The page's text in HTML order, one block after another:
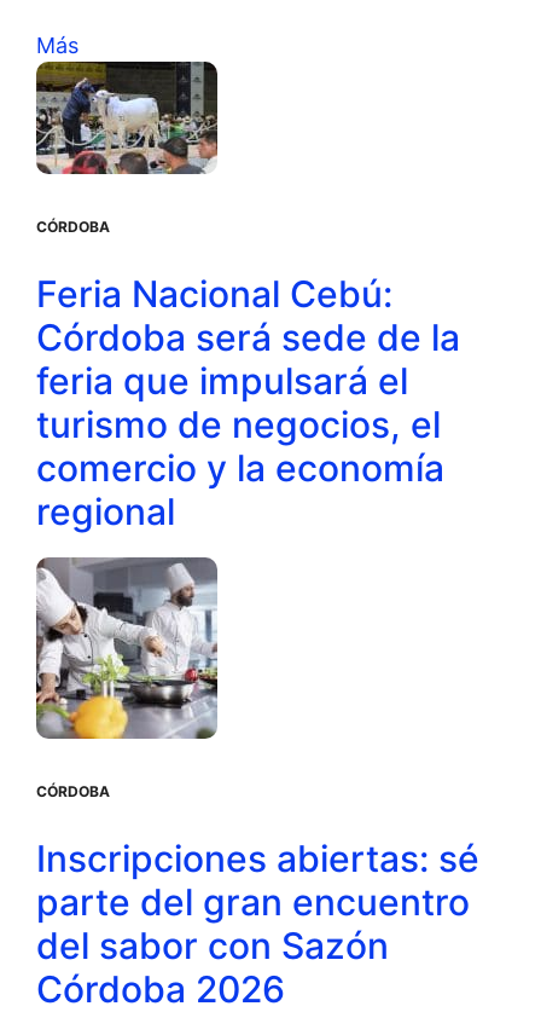
Más
CÓRDOBA
Feria Nacional Cebú:
Córdoba será sede de la
feria que impulsará el
turismo de negocios, el
comercio y la economía
regional
CÓRDOBA
Inscripciones abiertas: sé
parte del gran encuentro
del sabor con Sazón
Córdoba 2026